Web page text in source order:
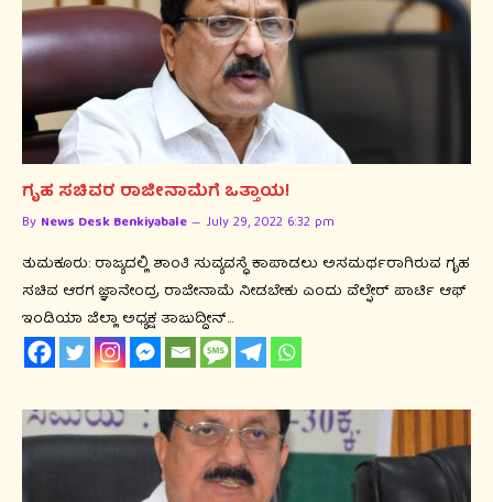
ಗೃಹ ಸಚಿವರ ರಾಜೀನಾಮೆಗೆ ಒತ್ತಾಯ!
By News Desk Benkiyabale July 29, 2022 6:32 pm
ತುಮಕೂರು: ರಾಜ್ಯದಲ್ಲಿ ಶಾಂತಿ ಸುವ್ಯವಸ್ಥೆ ಕಾಪಾಡಲು ಅಸಮರ್ಥರಾಗಿರುವ ಗೃಹ
ಸಚಿವ ಆರಗ ಜ್ಞಾನೇಂದ್ರ ರಾಜೀನಾಮೆ ನೀಡಬೇಕು ಎಂದು ವೆಲ್ಫೇರ್ ಪಾರ್ಟಿ ಆಫ್
ಇಂಡಿಯಾ ಜಿಲ್ಲಾ ಅಧ್ಯಕ್ಷ ತಾಜುದ್ದೀನ್…